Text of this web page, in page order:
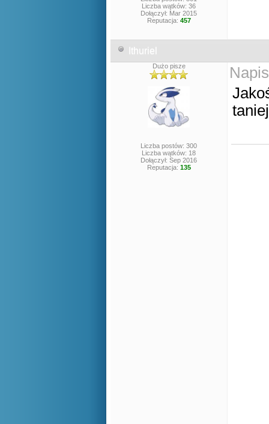
Liczba wątków: 36
Dołączył: Mar 2015
Reputacja: 457
Ithuriel
Dużo pisze
Liczba postów: 300
Liczba wątków: 18
Dołączył: Sep 2016
Reputacja: 135